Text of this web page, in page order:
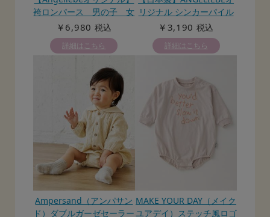
袴ロンパース 男の子 女
の子
￥6,980 税込
詳細はこちら
リジナル シンカーパイル
ロンパース
￥3,190 税込
詳細はこちら
Ampersand（アンパサン
ド）ダブルガーゼセーラー
MAKE YOUR DAY（メイク
ユアデイ）ステッチ風ロゴ